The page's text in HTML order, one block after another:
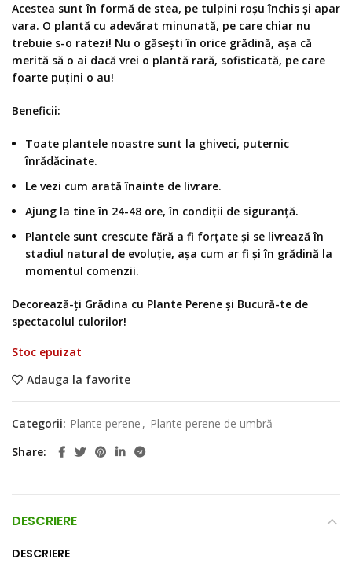
Acestea sunt în formă de stea, pe tulpini roșu închis și apar
vara. O plantă cu adevărat minunată, pe care chiar nu
trebuie s-o ratezi! Nu o găsești în orice grădină, așa că
merită să o ai dacă vrei o plantă rară, sofisticată, pe care
foarte puțini o au!
Beneficii:
Toate plantele noastre sunt la ghiveci, puternic
înrădăcinate.
Le vezi cum arată înainte de livrare.
Ajung la tine în 24-48 ore, în condiții de siguranță.
Plantele sunt crescute fără a fi forțate și se livrează în
stadiul natural de evoluție, așa cum ar fi și în grădină la
momentul comenzii.
Decorează-ți Grădina cu Plante Perene și Bucură-te de
spectacolul culorilor!
Stoc epuizat
Adauga la favorite
Categorii: Plante perene , Plante perene de umbră
Share
DESCRIERE
DESCRIERE